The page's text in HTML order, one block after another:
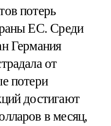
потерь
ЕС. Среди
Германия
от
потери
достигают
в месяц,